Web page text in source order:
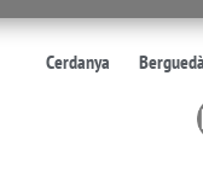
Cerdanya Berguedà